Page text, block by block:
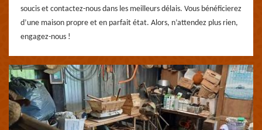
soucis et contactez-nous dans les meilleurs délais. Vous bénéficierez
d’une maison propre et en parfait état. Alors, n’attendez plus rien,
engagez-nous !